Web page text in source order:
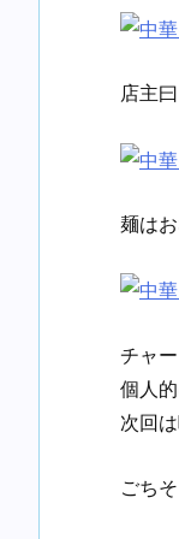
店主
麺は
チャ
個人
次回
ごち